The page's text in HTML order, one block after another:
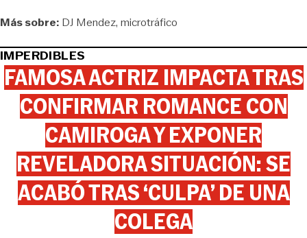
Más sobre: DJ Mendez microtráfico
IMPERDIBLES
FAMOSA ACTRIZ IMPACTA TRAS
CONFIRMAR ROMANCE CON
CAMIROGA Y EXPONER
REVELADORA SITUACIÓN: SE
ACABÓ TRAS ‘CULPA’ DE UNA
COLEGA